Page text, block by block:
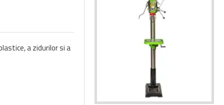
a zidurilor si a